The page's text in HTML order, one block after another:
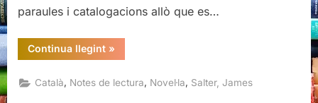
paraules i catalogacions allò que es…
Continua llegint“Això
és
James
Salter”
»
Català, Notes de lectura, Novel·la, Salter, James